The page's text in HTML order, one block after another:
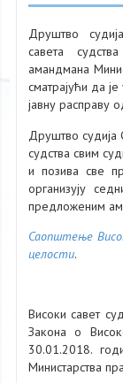
Друштво
савета
амандмана
сматрајући да
јавну расправу
Друштво судија
судства свим
и позива све
организују
предложеним
Саопштење
целости.
Високи савет
Закона о
30.01.2018.
Министарства